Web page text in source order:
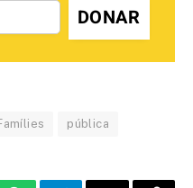
DONAR
pública